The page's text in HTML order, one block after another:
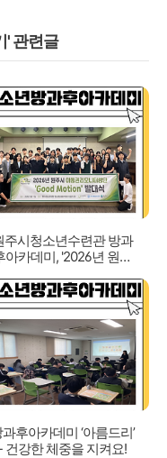
' 관련글
주시청소년수련관 방과
아카데미, '2026년 원주
대식 참여
후아카데미 ‘아름드리’
건강한 체중을 지켜요!